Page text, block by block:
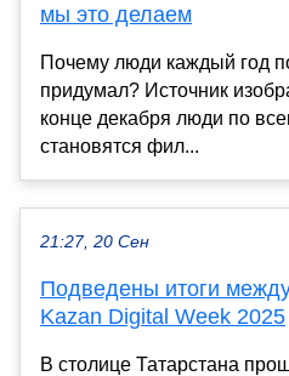
мы это делаем
Почему люди каждый год
придумал? Источник
конце декабря люди по
становятся фил...
21:27, 20 Сен
Подведены итоги
Kazan Digital Week 2025
В столице Татарстана